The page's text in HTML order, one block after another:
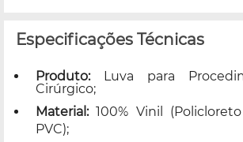
Especificações Técnicas
Produto: Luva para
Cirúrgico;
Material:100% Vinil
PVC);